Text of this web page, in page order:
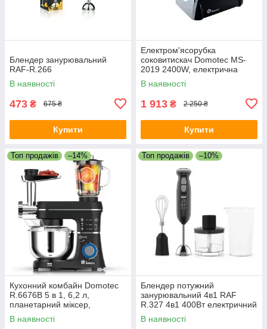
Блендер занурювальний
RAF-R.266
В наявності
473 ₴ 675 ₴
Купити
Електром'ясорубка
соковитискач Domotec MS-
2019 2400W, електрична
м'ясорубка, подрібнювач
В наявності
1 913 ₴ 2 250 ₴
Купити
Топ продажів –14%
Кухонний комбайн Domotec
R.6676B 5 в 1, 6,2 л,
планетарний міксер,
м’ясорубка, блендер, 6
швидкостей
В наявності
Топ продажів –10%
Блендер потужний
занурювальний 4в1 RAF
R.327 4в1 400Вт електричний
побутовий універсальний
блендер для дому
В наявності